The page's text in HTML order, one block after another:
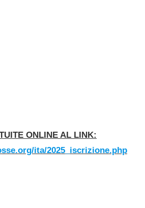
ONLINE AL LINK:
ita/2025_iscrizione.php